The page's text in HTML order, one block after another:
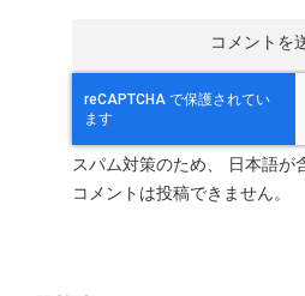
スパム対策のため、 日本語が
コメントは投稿できません。